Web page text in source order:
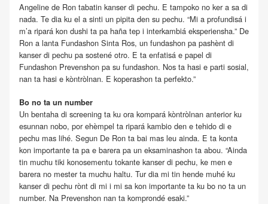
Angeline de Ron tabatin kanser di pechu. E tampoko no ker a sa di
nada. Te dia ku el a sinti un pipita den su pechu. “Mi a profundisá i
m’a ripará kon dushi ta pa haña tep i interkambiá eksperiensha.” De
Ron a lanta Fundashon Sinta Ros, un fundashon pa pashènt di
kanser di pechu pa sostené otro. E ta enfatisá e papel di
Fundashon Prevenshon pa su fundashon. Nos ta hasi e parti sosial,
nan ta hasi e kòntròlnan. E koperashon ta perfekto.”
Bo no ta un number
Un bentaha di screening ta ku ora kompará kòntròlnan anterior ku
esunnan nobo, por ehèmpel ta ripará kambio den e tehido di e
pechu mas lihé. Segun De Ron ta bai mas leu ainda. E ta konta
kon importante ta pa e barera pa un eksaminashon ta abou. “Ainda
tin muchu tiki konosementu tokante kanser di pechu, ke men e
barera no mester ta muchu haltu. Tur dia mi tin hende muhé ku
kanser di pechu rònt di mi i mi sa kon importante ta ku bo no ta un
number. Na Prevenshon nan ta komprondé esaki.”